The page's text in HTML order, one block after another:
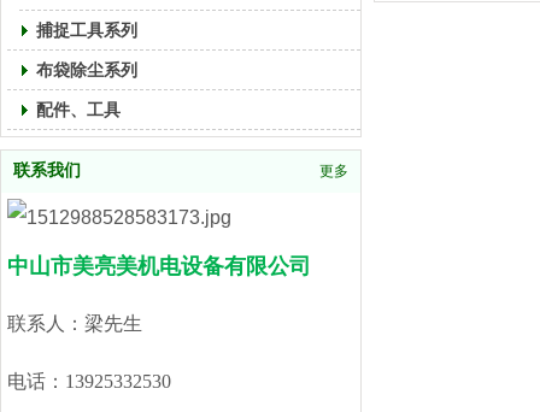
捕捉工具系列
布袋除尘系列
配件、工具
联系我们 更多
中山市美亮美机电设备有限公司
联系人：梁先生
电话：13925332530